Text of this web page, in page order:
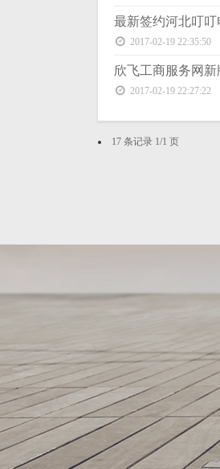
最新签约河北叮
2017-02-19 22:35:50
欣飞工商服务网
2017-02-19 22:27:22
17 条记录 1/1 页